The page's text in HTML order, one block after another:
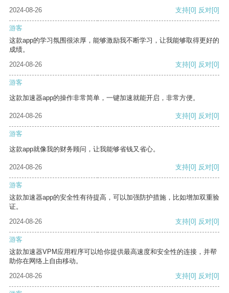
2024-08-26
支持[0] 反对[0]
游客
这款app的学习氛围很浓厚，能够激励我不断学习，让我能够取得更好的
成绩。
2024-08-26
支持[0] 反对[0]
游客
这款加速器app的操作非常简单，一键加速就能开启，非常方便。
2024-08-26 支持[0] 反对[0]
游客
这款app就像我的财务顾问，让我能够省钱又省心。
2024-08-26 支持[0] 反对[0]
游客
这款加速器app的安全性有待提高，可以加强防护措施，比如增加双重验
证。
2024-08-26
支持[0] 反对[0]
游客
这款加速器VPM应用程序可以给你提供最高速度和安全性的连接，并帮
助你在网络上自由移动。
2024-08-26
支持[0] 反对[0]